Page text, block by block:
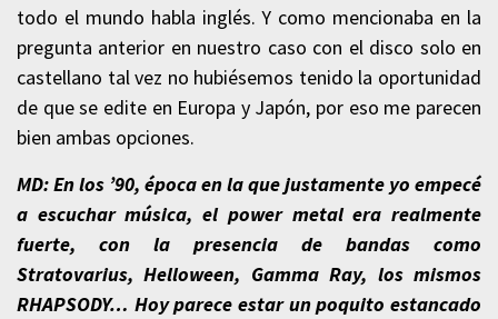
todo el mundo habla inglés. Y como mencionaba en la
pregunta anterior en nuestro caso con el disco solo en
castellano tal vez no hubiésemos tenido la oportunidad
de que se edite en Europa y Japón, por eso me parecen
bien ambas opciones.
MD: En los ’90, época en la que justamente yo empecé
a escuchar música, el power metal era realmente
fuerte, con la presencia de bandas como
Stratovarius, Helloween, Gamma Ray, los mismos
RHAPSODY… Hoy parece estar un poquito estancado